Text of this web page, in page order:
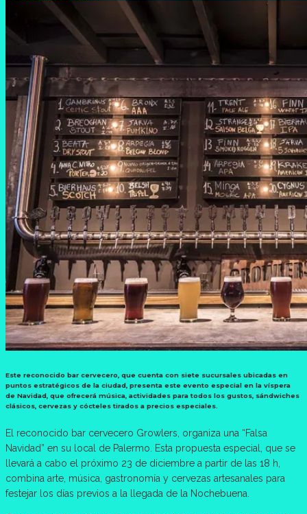
Este reconocido bar cervecero, que cuenta con siete sucursales ubicadas en
puntos estratégicos de la ciudad, presenta este evento especial en la víspera
de Navidad, que ofrecerá música, actividades para todos los gustos, sándwiches
clásicos, cervezas y cócteles tirados a precios especiales.
El reconocido bar cervecero Growlers, organiza una “Falsa
Navidad” en su local de Palermo. Esta propuesta especial, que se
llevará a cabo el próximo 23 de diciembre a partir de las 18 h,
combina arte, música, gastronomía y cervezas artesanales para
festejar los días previos a la llegada de la Nochebuena.